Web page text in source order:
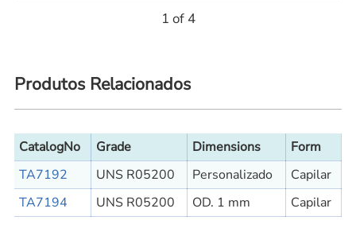
1 of 4
Produtos Relacionados
CatalogNo Grade Dimensions
Form
TA7192
UNS R05200 Personalizado
Capilar
TA7194
UNS R05200 OD. 1 mm Capilar